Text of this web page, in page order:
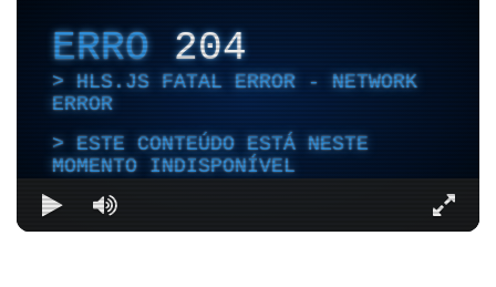
ERRO204
HLS.JS FATAL ERROR - NETWORK
ERROR
ESTE CONTEÚDO ESTÁ NESTE
MOMENTO INDISPONÍVEL